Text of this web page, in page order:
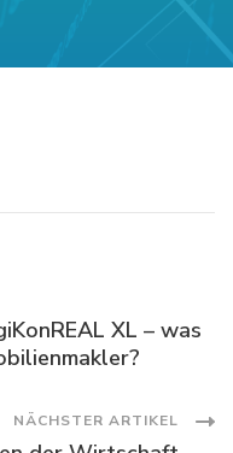
XL – was
NÄCHSTER ARTIKEL